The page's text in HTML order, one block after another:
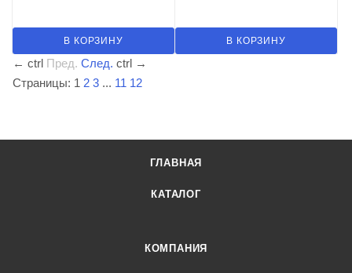
В КОРЗИНУ В КОРЗИНУ
← ctrl Пред. След. ctrl →
Страницы: 1 2 3 ... 11 12
ГЛАВНАЯ
КАТАЛОГ
КОМПАНИЯ